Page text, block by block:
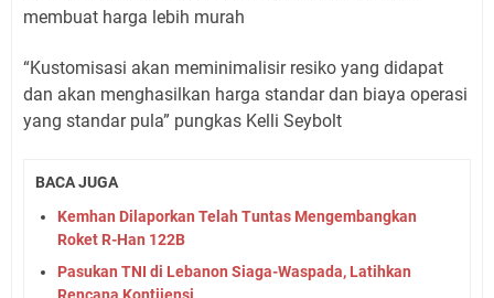
membuat harga lebih murah
“Kustomisasi akan meminimalisir resiko yang didapat
dan akan menghasilkan harga standar dan biaya operasi
yang standar pula” pungkas Kelli Seybolt
BACA JUGA
Kemhan Dilaporkan Telah Tuntas Mengembangkan
Roket R-Han 122B
Pasukan TNI di Lebanon Siaga-Waspada, Latihkan
Rencana Kontijensi